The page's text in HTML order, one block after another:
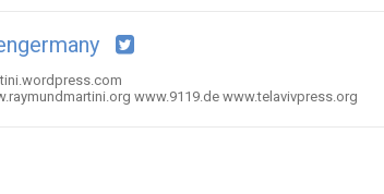
www.9119.de www.telavivpress.org